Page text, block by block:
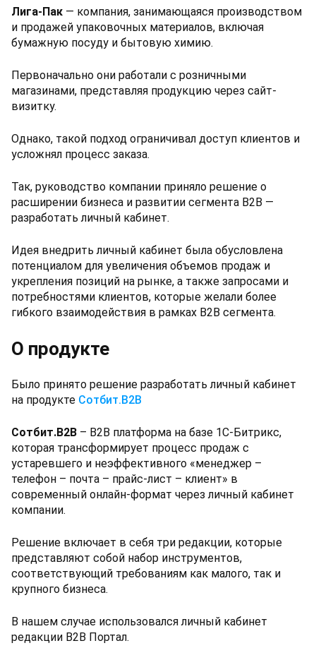
Лига-Пак — компания, занимающаяся производством
и продажей упаковочных материалов, включая
бумажную посуду и бытовую химию.
Первоначально они работали с розничными
магазинами, представляя продукцию через сайт-
визитку.
Однако, такой подход ограничивал доступ клиентов и
усложнял процесс заказа.
Так, руководство компании приняло решение о
расширении бизнеса и развитии сегмента B2B —
разработать личный кабинет.
Идея внедрить личный кабинет была обусловлена
потенциалом для увеличения объемов продаж и
укрепления позиций на рынке, а также запросами и
потребностями клиентов, которые желали более
гибкого взаимодействия в рамках B2B сегмента.
О продукте
Было принято решение разработать личный кабинет
на продукте Сотбит.B2B
Сотбит.B2B – B2B платформа на базе 1С-Битрикс,
которая трансформирует процесс продаж с
устаревшего и неэффективного «менеджер –
телефон – почта – прайс-лист – клиент» в
современный онлайн-формат через личный кабинет
компании.
Решение включает в себя три редакции, которые
представляют собой набор инструментов,
соответствующий требованиям как малого, так и
крупного бизнеса.
В нашем случае использовался личный кабинет
редакции B2B Портал.